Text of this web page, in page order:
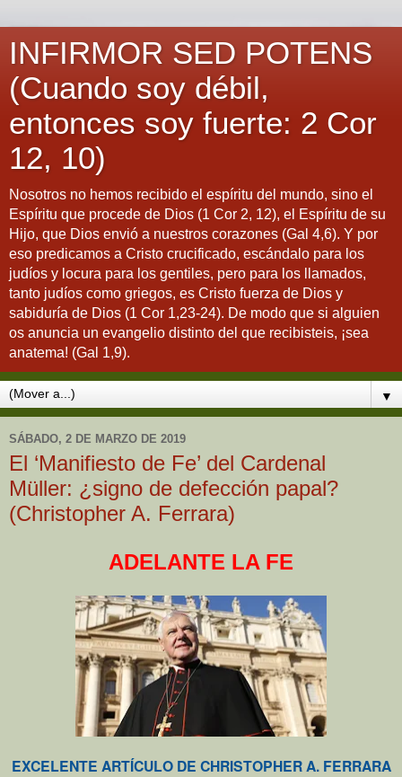
INFIRMOR SED POTENS
(Cuando soy débil,
entonces soy fuerte: 2 Cor
12, 10)
Nosotros no hemos recibido el espíritu del mundo, sino el
Espíritu que procede de Dios (1 Cor 2, 12), el Espíritu de su
Hijo, que Dios envió a nuestros corazones (Gal 4,6). Y por
eso predicamos a Cristo crucificado, escándalo para los
judíos y locura para los gentiles, pero para los llamados,
tanto judíos como griegos, es Cristo fuerza de Dios y
sabiduría de Dios (1 Cor 1,23-24). De modo que si alguien
os anuncia un evangelio distinto del que recibisteis, ¡sea
anatema! (Gal 1,9).
▼
SÁBADO, 2 DE MARZO DE 2019
El ‘Manifiesto de Fe’ del Cardenal
Müller: ¿signo de defección papal?
(Christopher A. Ferrara)
ADELANTE LA FE
EXCELENTE ARTÍCULO DE CHRISTOPHER A. FERRARA